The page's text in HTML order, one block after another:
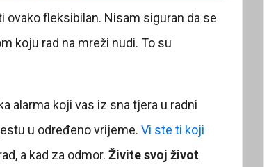
ovako fleksibilan. Nisam siguran da se
koju rad na mreži nudi. To su
alarma koji vas iz sna tjera u radni
u određeno vrijeme. Vi ste ti koji
a kad za odmor. Živite svoj život